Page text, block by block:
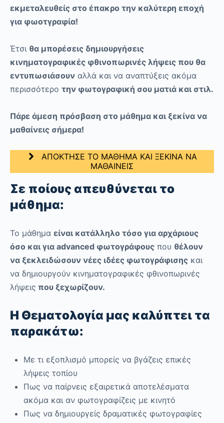
εκμεταλευθείς στο έπακρο την καλύτερη εποχή
για φωοτγραφία!
Έτσι θα μπορέσεις δημιουργήσεις
κινηματογραφικές φθινοπωρινές λήψεις που θα
εντυπωσιάσουν αλλά και να αναπτύξεις ακόμα
περισσότερο την φωτογραφική σου ματιά και στιλ.
Πάρε άμεση πρόσβαση στο μάθημα και ξεκίνα να
μαθαίνεις σήμερα!
ΑΠΟΚΤΗΣΕ ΤΟ ΜΑΘΗΜΑ ΚΑΙ ΞΕΚΙΝΑ ΝΑ
ΜΑΘΑΙΝΕΙΣ
Σε ποίους απευθύνεται το
μάθημα:
Το μάθημα είναι κατάλληλο τόσο για αρχάριους
όσο και για advanced φωτογράφους που θέλουν
να ξεκλειδώσουν νέες ιδέες φωτογράφισης και
να δημιουργούν κινηματογραφικές φθινοπωρινές
λήψεις που ξεχωρίζουν.
H Θεματολογία μας καλύπτει τα
παρακάτω:
Με τι εξοπλισμό μπορείς να βγάζεις επικές
λήψεις τοπίου
Πως να παίρνεις εξαιρετικά αποτελέσματα
ακόμα και αν φωτογραφίζεις με κινητό
Πως να δημιουργείς δραματικές φωτογραφίες